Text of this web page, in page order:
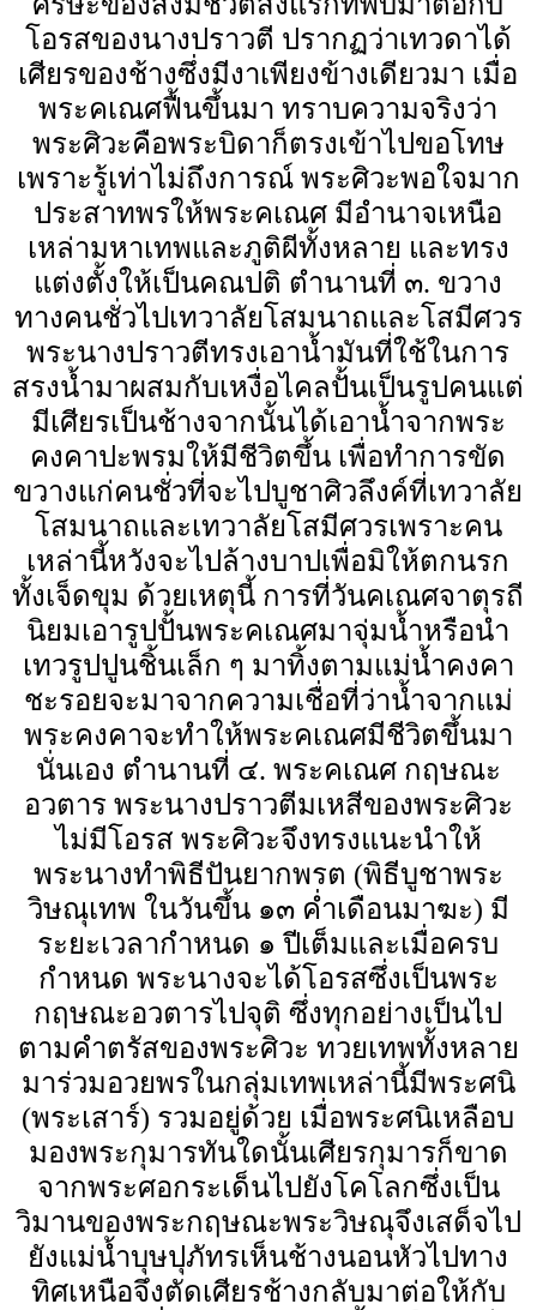
โอรสของนางปราวตี ปรากฏว่าเทวดาได้
เศียรของช้างซึ่งมีงาเพียงข้างเดียวมา เมื่อ
พระคเณศฟื้นขึ้นมา ทราบความจริงว่า
พระศิวะคือพระบิดาก็ตรงเข้าไปขอโทษ
เพราะรู้เท่าไม่ถึงการณ์ พระศิวะพอใจมาก
ประสาทพรให้พระคเณศ มีอำนาจเหนือ
เหล่ามหาเทพและภูติผีทั้งหลาย และทรง
แต่งตั้งให้เป็นคณปติ ตำนานที่ ๓. ขวาง
ทางคนชั่วไปเทวาลัยโสมนาถและโสมีศวร
พระนางปราวตีทรงเอาน้ำมันที่ใช้ในการ
สรงน้ำมาผสมกับเหงื่อไคลปั้นเป็นรูปคนแต่
มีเศียรเป็นช้างจากนั้นได้เอาน้ำจากพระ
คงคาปะพรมให้มีชีวิตขึ้น เพื่อทำการขัด
ขวางแก่คนชั่วที่จะไปบูชาศิวลึงค์ที่เทวาลัย
โสมนาถและเทวาลัยโสมีศวรเพราะคน
เหล่านี้หวังจะไปล้างบาปเพื่อมิให้ตกนรก
ทั้งเจ็ดขุม ด้วยเหตุนี้ การที่วันคเณศจาตุรถี
นิยมเอารูปปั้นพระคเณศมาจุ่มน้ำหรือนำ
เทวรูปปูนชิ้นเล็ก ๆ มาทิ้งตามแม่น้ำคงคา
ชะรอยจะมาจากความเชื่อที่ว่าน้ำจากแม่
พระคงคาจะทำให้พระคเณศมีชีวิตขึ้นมา
นั่นเอง ตำนานที่ ๔. พระคเณศ กฤษณะ
อวตาร พระนางปราวตีมเหสีของพระศิวะ
ไม่มีโอรส พระศิวะจึงทรงแนะนำให้
พระนางทำพิธีปันยากพรต (พิธีบูชาพระ
วิษณุเทพ ในวันขึ้น ๑๓ ค่ำเดือนมาฆะ) มี
ระยะเวลากำหนด ๑ ปีเต็มและเมื่อครบ
กำหนด พระนางจะได้โอรสซึ่งเป็นพระ
กฤษณะอวตารไปจุติ ซึ่งทุกอย่างเป็นไป
ตามคำตรัสของพระศิวะ ทวยเทพทั้งหลาย
มาร่วมอวยพรในกลุ่มเทพเหล่านี้มีพระศนิ
(พระเสาร์) รวมอยู่ด้วย เมื่อพระศนิเหลือบ
มองพระกุมารทันใดนั้นเศียรกุมารก็ขาด
จากพระศอกระเด็นไปยังโคโลกซึ่งเป็น
วิมานของพระกฤษณะพระวิษณุจึงเสด็จไป
ยังแม่น้ำบุษปุภัทรเห็นช้างนอนหัวไปทาง
ทิศเหนือจึงตัดเศียรช้างกลับมาต่อให้กับ